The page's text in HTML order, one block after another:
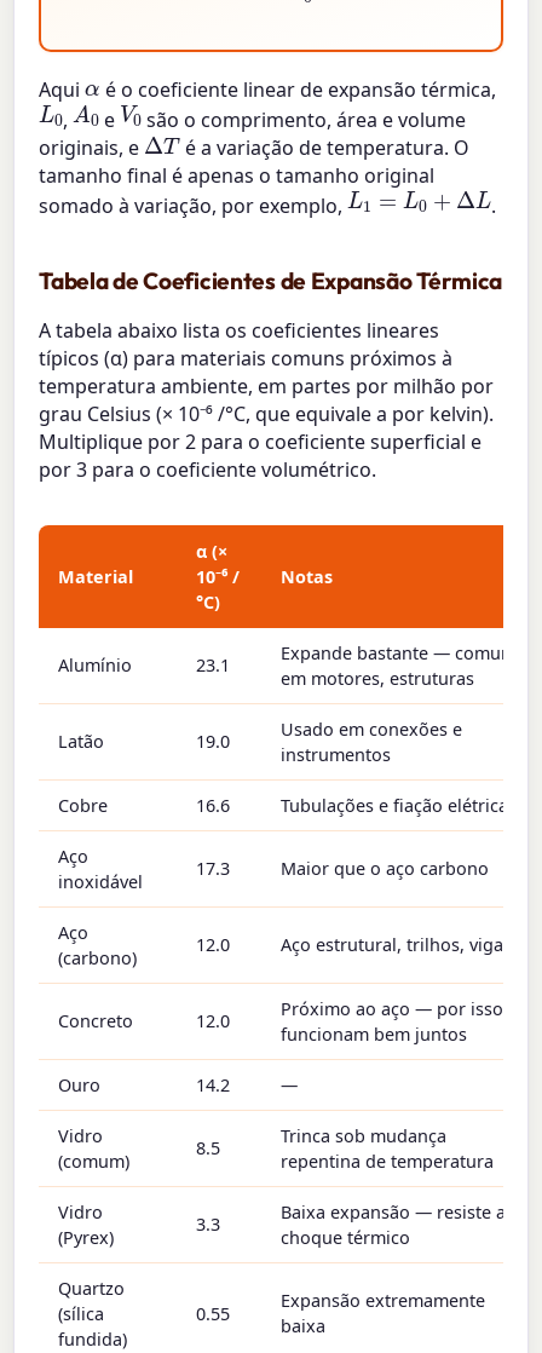
Aquiα é o coeficiente linear de expansão térmica,
L0,A0e V0são o comprimento, área e volume
originais, e ΔT é a variação de temperatura. O
tamanho final é apenas o tamanho original
somado à variação, por exemplo,L1=L0+Δ L .
Tabela de Coeficientes de Expansão Térmica
A tabela abaixo lista os coeficientes lineares
típicos (α) para materiais comuns próximos à
temperatura ambiente, em partes por milhão por
grau Celsius (× 10⁻⁶ /°C, que equivale a por kelvin).
Multiplique por 2 para o coeficiente superficial e
por 3 para o coeficiente volumétrico.
Material
α (×
10⁻⁶ /
°C)
Notas
Alumínio 23.1
Expande bastante — comum
em motores, estruturas
Latão 19.0
Usado em conexões e
instrumentos
Cobre 16.6 Tubulações e fiação elétrica
Aço
inoxidável
17.3 Maior que o aço carbono
Aço
(carbono)
12.0 Aço estrutural, trilhos, vigas
Concreto 12.0
Próximo ao aço — por isso
funcionam bem juntos
Ouro 14.2 —
Vidro
(comum)
8.5
Trinca sob mudança
repentina de temperatura
Vidro
(Pyrex)
3.3
Baixa expansão — resiste ao
choque térmico
Quartzo
(sílica
fundida)
0.55
Expansão extremamente
baixa